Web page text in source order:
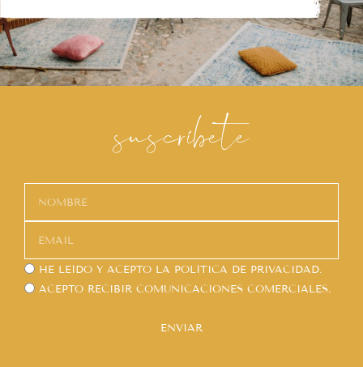
suscríbete
HE LEÍDO Y ACEPTO LA POLÍTICA DE PRIVACIDAD.
ACEPTO RECIBIR COMUNICACIONES COMERCIALES.
ENVIAR